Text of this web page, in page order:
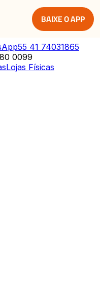
BAIXE O APP
55 41 74031865
0099
Lojas Físicas